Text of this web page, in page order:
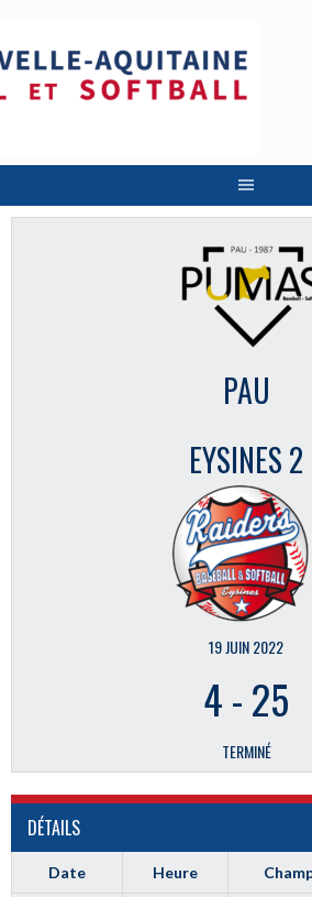
contenu
PAU
EYSINES 2
19 JUIN 2022
4-25
TERMINÉ
DÉTAILS
Date Heure